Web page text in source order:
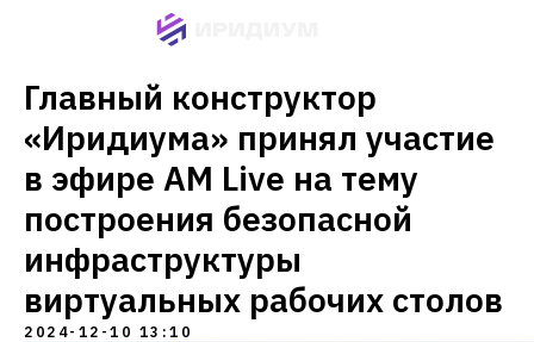
Главный конструктор
«Иридиума» принял участие
в эфире AM Live на тему
построения безопасной
инфраструктуры
виртуальных рабочих столов
2024-12-10 13:10